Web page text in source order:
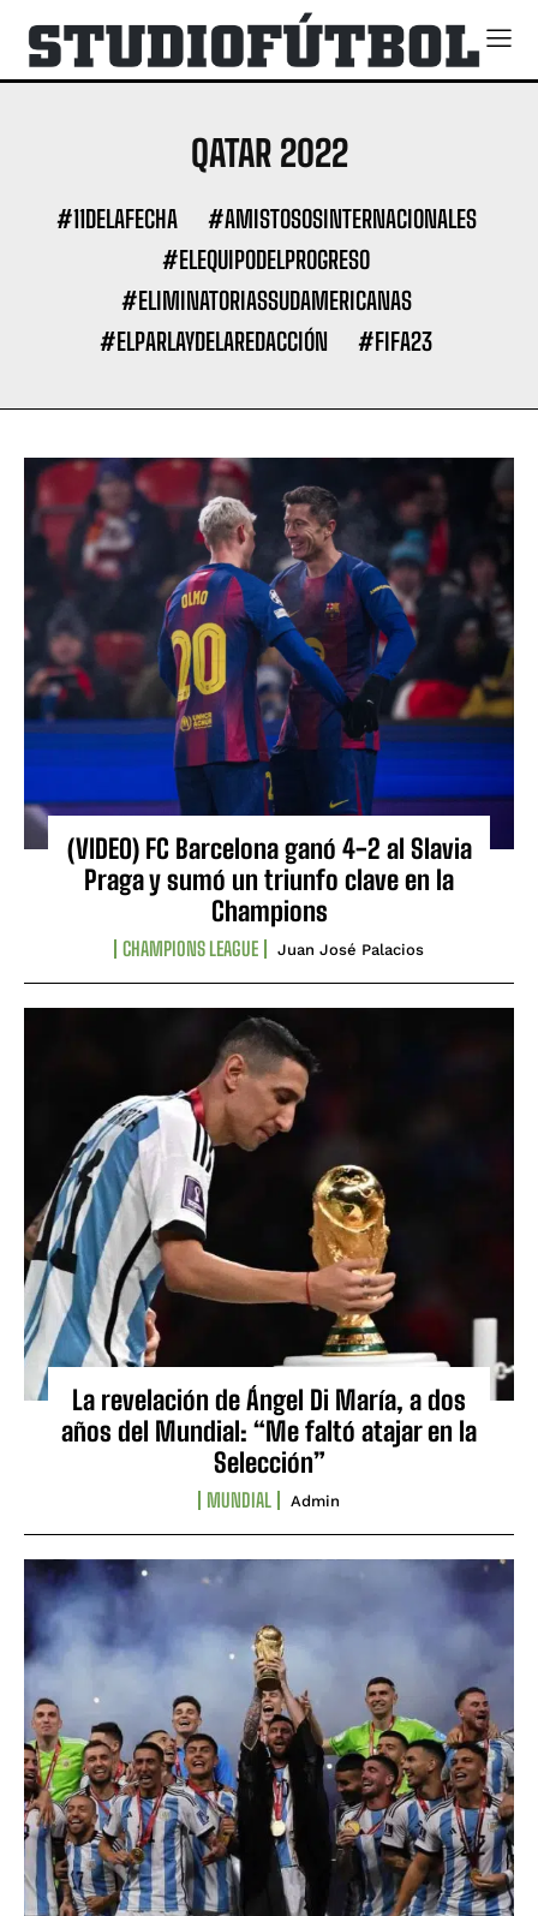
QATAR 2022
#11DELAFECHA
#AMISTOSOSINTERNACIONALES
#ELEQUIPODELPROGRESO
#ELIMINATORIASSUDAMERICANAS
#ELPARLAYDELAREDACCIÓN
#FIFA23
(VIDEO) FC Barcelona ganó 4-2 al Slavia
Praga y sumó un triunfo clave en la
Champions
CHAMPIONS LEAGUE Juan José Palacios
La revelación de Ángel Di María, a dos
años del Mundial: “Me faltó atajar en la
Selección”
MUNDIAL Admin